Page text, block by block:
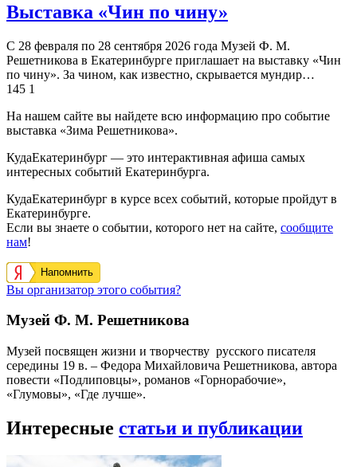
Выставка «Чин по чину»
С 28 февраля по 28 сентября 2026 года Музей Ф. М.
Решетникова в Екатеринбурге приглашает на выставку «Чин
по чину». За чином, как известно, скрывается мундир…
145 1
На нашем сайте вы найдете всю информацию про событие
выставка «Зима Решетникова».
КудаЕкатеринбург — это интерактивная афиша самых
интересных событий Екатеринбурга.
КудаЕкатеринбург в курсе всех событий, которые пройдут в
Екатеринбурге.
Если вы знаете о событии, которого нет на сайте, сообщите
нам!
Напомнить
Вы организатор этого события?
Музей Ф. М. Решетникова
Музей посвящен жизни и творчеству русского писателя
середины 19 в. – Федора Михайловича Решетникова, автора
повести «Подлиповцы», романов «Горнорабочие»,
«Глумовы», «Где лучше».
Интересные статьи и публикации